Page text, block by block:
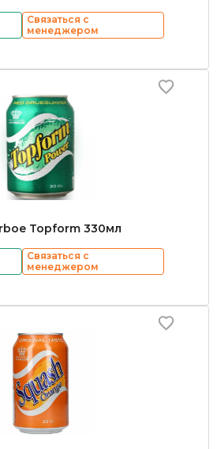
Связаться с
менеджером
Topform 330мл
Связаться с
менеджером